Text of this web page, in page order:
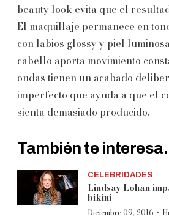
beauty look evita que el
El maquillaje permanece en
con labios glossy y piel
cabello aporta movimiento
ondas tienen un acabado
imperfecto que ayuda a que el
sienta demasiado producido.
También te
CELEBRIDADES
Lindsay Lohan
bikini
Diciembre 09, 2016 ·